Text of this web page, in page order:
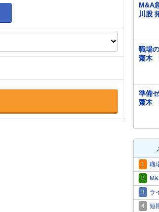
M&A
川股
職場
齋木
準備
齋木
1
職
2
3
ラ
4
短